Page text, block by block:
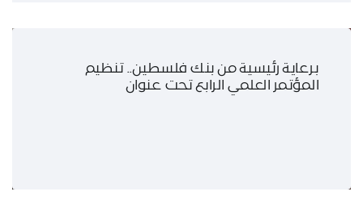
برعاية رئيسية من بنك فلسطين.. تنظيم
المؤتمر العلمي الرابع تحت عنوان